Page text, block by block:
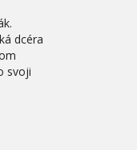
dcéra
svoji